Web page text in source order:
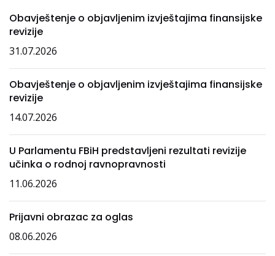
Obavještenje o objavljenim izvještajima finansijske
revizije
31.07.2026
Obavještenje o objavljenim izvještajima finansijske
revizije
14.07.2026
U Parlamentu FBiH predstavljeni rezultati revizije
učinka o rodnoj ravnopravnosti
11.06.2026
Prijavni obrazac za oglas
08.06.2026